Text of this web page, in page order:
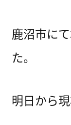
鹿沼市に
た。
明日から